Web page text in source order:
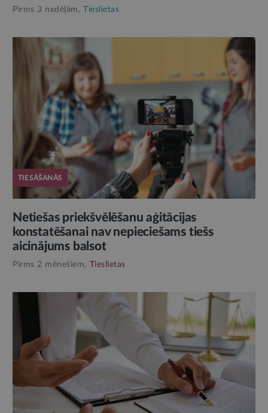
Pirms 3 nedēļām, Tieslietas
TIESĀŠANĀS
Netiešas priekšvēlēšanu aģitācijas
konstatēšanai nav nepieciešams tiešs
aicinājums balsot
Pirms 2 mēnešiem, Tieslietas